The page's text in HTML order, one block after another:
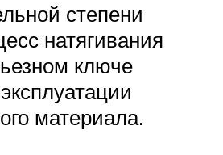
степени
натягивания
ключе
материала.